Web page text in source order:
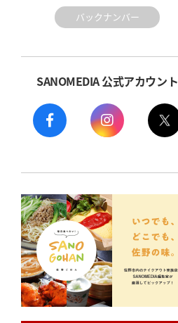
バックナンバー
SANOMEDIA 公式アカウント